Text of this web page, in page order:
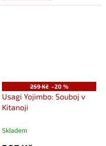
259 Kč –20 %
Usagi Yojimbo: Souboj v
Kitanoji
Skladem